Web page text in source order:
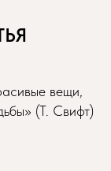
вещи,
(Т. Свифт)